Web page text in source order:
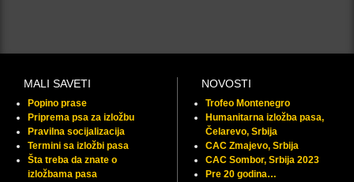
MALI SAVETI
Popino prase
Priprema psa za izložbu
Pravilna socijalizacija
Termini sa izložbi pasa
Šta treba da znate o
izložbama pasa
NOVOSTI
Trofeo Montenegro
Humanitarna izložba pasa,
Čelarevo, Srbija
CAC Zmajevo, Srbija
CAC Sombor, Srbija 2023
Pre 20 godina…